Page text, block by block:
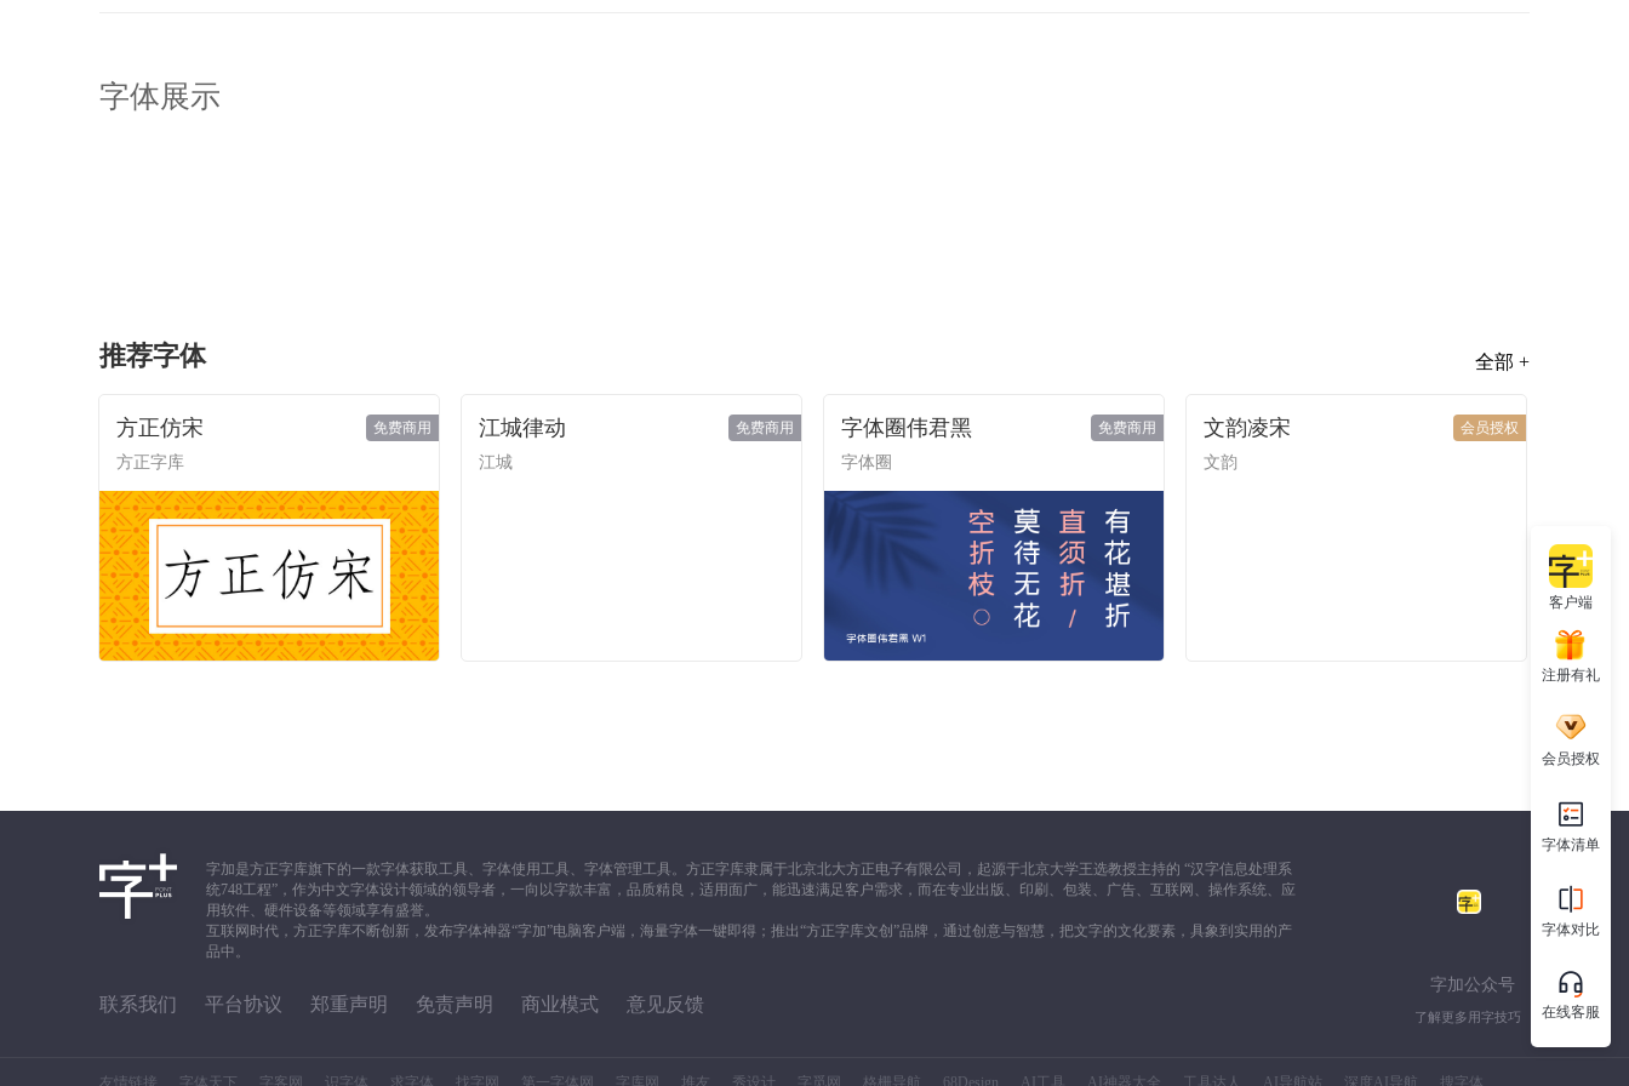
字体展示
推荐字体 全部 +
方正仿宋
方正字库
免费商用 江城律动
江城
免费商用 字体圈伟君黑
字体圈
免费商用 文韵凌宋
文韵
会员授权
字加是方正字库旗下的一款字体获取工具、字体使用工具、字体管理工具。方正字库隶属于北京北大方正电子有限公司，起源于北京大学王选教授主持的 “汉字信息处理系
统748工程”，作为中文字体设计领域的领导者，一向以字款丰富，品质精良，适用面广，能迅速满足客户需求，而在专业出版、印刷、包装、广告、互联网、操作系统、应
用软件、硬件设备等领域享有盛誉。
互联网时代，方正字库不断创新，发布字体神器“字加”电脑客户端，海量字体一键即得；推出“方正字库文创”品牌，通过创意与智慧，把文字的文化要素，具象到实用的产
品中。
联系我们 平台协议 郑重声明 免责声明 商业模式 意见反馈
字加公众号
了解更多用字技巧
友情链接 字体天下 字客网 识字体 求字体 找字网 第一字体网 字库网 堆友 秀设计 字觅网 格栅导航 68Design AI工具 AI神器大全 工具达人 AI导航站 深度AI导航 搜字体
客户端
注册有礼
会员授权
字体清单
字体对比
在线客服